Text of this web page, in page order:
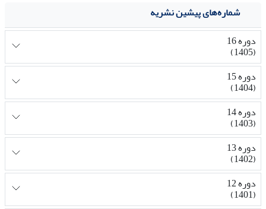
شماره‌های پیشین نشریه
دوره 16
(1405)
دوره 15
(1404)
دوره 14
(1403)
دوره 13
(1402)
دوره 12
(1401)